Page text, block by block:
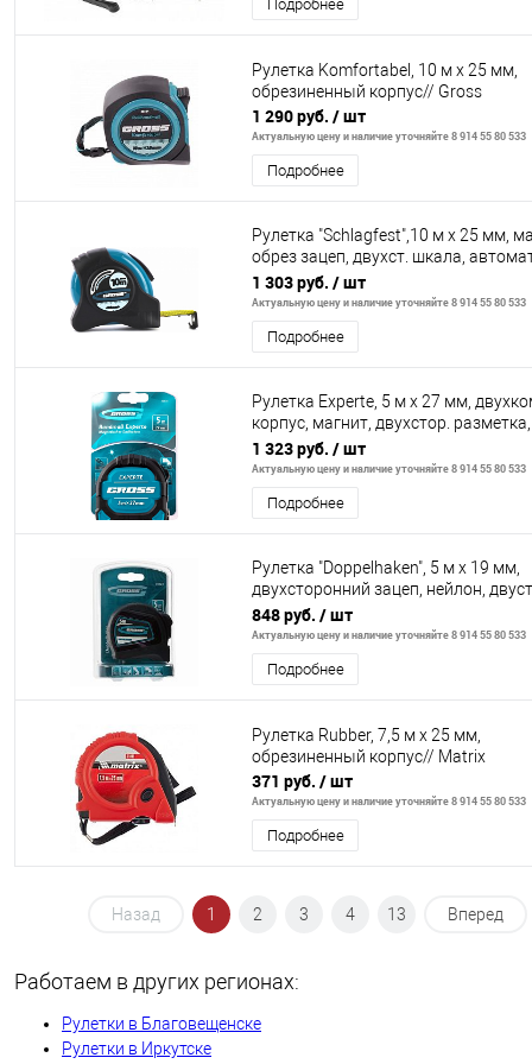
Подробнее
Рулетка Komfortabel, 10 м х 25 мм,
обрезиненный корпус// Gross
1 290 руб. / шт
Актуальную цену и наличие уточняйте 8 914 55 80 533
Подробнее
Рулетка "Schlagfest",10 м x 25 мм,
обрез зацеп, двухст. шкала,
фиксация// Gross
1 303 руб. / шт
Актуальную цену и наличие уточняйте 8 914 55 80 533
Подробнее
Рулетка Experte, 5 м x 27 мм,
корпус, магнит, двухстор. разметка,
нейлон// Gross
1 323 руб. / шт
Актуальную цену и наличие уточняйте 8 914 55 80 533
Подробнее
Рулетка "Doppelhaken", 5 м x 19 мм,
двухсторонний зацеп, нейлон,
шкала, автоматич// Gross
848 руб. / шт
Актуальную цену и наличие уточняйте 8 914 55 80 533
Подробнее
Рулетка Rubber, 7,5 м х 25 мм,
обрезиненный корпус// Matrix
371 руб. / шт
Актуальную цену и наличие уточняйте 8 914 55 80 533
Подробнее
Назад 1 2 3 4 13 Вперед
Работаем в других регионах:
Рулетки в Благовещенске
Рулетки в Иркутске